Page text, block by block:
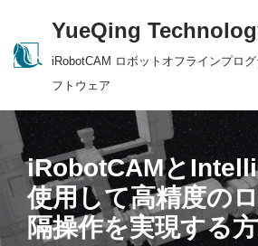
Skip
YueQing
iRobotCAM ロボットオフラインプロ
フトウェア
iRobotCAMと
使用して高精度の
隔操作を実現する